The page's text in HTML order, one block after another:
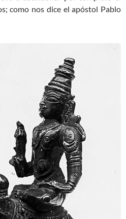
como nos dice el apóstol Pablo